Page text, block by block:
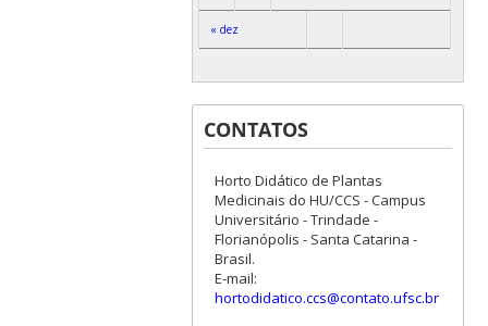
« dez
CONTATOS
Horto Didático de Plantas
Medicinais do HU/CCS - Campus
Universitário - Trindade -
Florianópolis - Santa Catarina -
Brasil.
E-mail:
hortodidatico.ccs@contato.ufsc.br